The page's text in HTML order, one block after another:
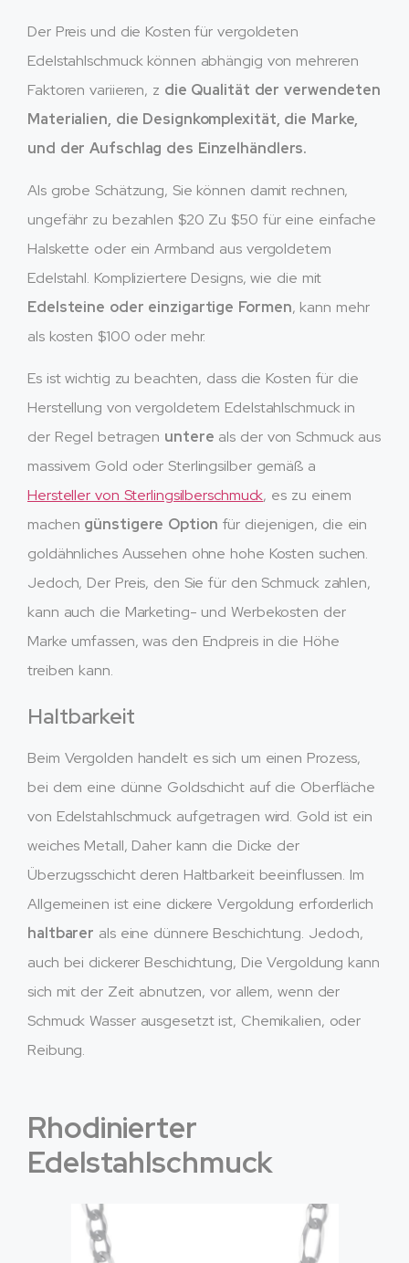
Der Preis und die Kosten für vergoldeten
Edelstahlschmuck können abhängig von mehreren
Faktoren variieren, z die Qualität der verwendeten
Materialien, die Designkomplexität, die Marke,
und der Aufschlag des Einzelhändlers.
Als grobe Schätzung, Sie können damit rechnen,
ungefähr zu bezahlen $20 Zu $50 für eine einfache
Halskette oder ein Armband aus vergoldetem
Edelstahl. Kompliziertere Designs, wie die mit
Edelsteine ​​oder einzigartige Formen, kann mehr
als kosten $100 oder mehr.
Es ist wichtig zu beachten, dass die Kosten für die
Herstellung von vergoldetem Edelstahlschmuck in
der Regel betragen untere als der von Schmuck aus
massivem Gold oder Sterlingsilber gemäß a
Hersteller von Sterlingsilberschmuck, es zu einem
machen günstigere Option für diejenigen, die ein
goldähnliches Aussehen ohne hohe Kosten suchen.
Jedoch, Der Preis, den Sie für den Schmuck zahlen,
kann auch die Marketing- und Werbekosten der
Marke umfassen, was den Endpreis in die Höhe
treiben kann.
Haltbarkeit
Beim Vergolden handelt es sich um einen Prozess,
bei dem eine dünne Goldschicht auf die Oberfläche
von Edelstahlschmuck aufgetragen wird. Gold ist ein
weiches Metall, Daher kann die Dicke der
Überzugsschicht deren Haltbarkeit beeinflussen. Im
Allgemeinen ist eine dickere Vergoldung erforderlich
haltbarer als eine dünnere Beschichtung. Jedoch,
auch bei dickerer Beschichtung, Die Vergoldung kann
sich mit der Zeit abnutzen, vor allem, wenn der
Schmuck Wasser ausgesetzt ist, Chemikalien, oder
Reibung.
Rhodinierter
Edelstahlschmuck